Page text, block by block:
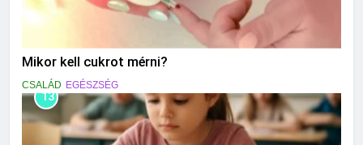
Mikor kell cukrot mérni?
CSALÁD EGÉSZSÉG
13